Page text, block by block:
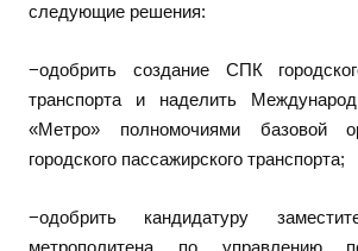
следующие решения:
−одобрить создание СПК
транспорта и наделить
«Метро» полномочиями базовой
городского пассажирского транспорта;
−одобрить кандидатуру
метрополитена по управлению